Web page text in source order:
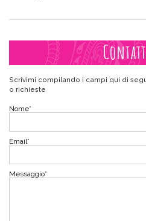
Scrivimi compilando i campi qui di
o richieste
Nome*
Email*
Messaggio*